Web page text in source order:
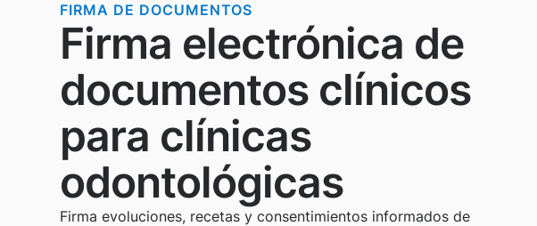
FIRMA DE DOCUMENTOS
Firma electrónica de
documentos clínicos
para clínicas
odontológicas
Firma evoluciones, recetas y consentimientos informados de